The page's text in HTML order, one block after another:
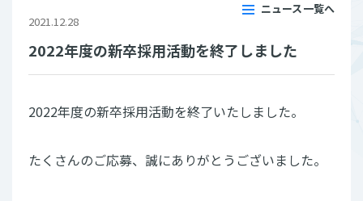
ニュース一覧へ
2021.12.28
2022年度の新卒採用活動を終了しました
2022年度の新卒採用活動を終了いたしました。
たくさんのご応募、誠にありがとうございました。